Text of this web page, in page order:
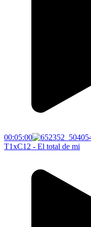
00:05:00
T1xC12 - El total de mi